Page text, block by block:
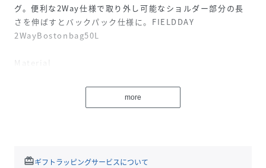
グ。便利な2Way仕様で取り外し可能なショルダー部分の長
さを伸ばすとバックパック仕様に。FIELDDAY
2WayBostonbag50L
Material
本体：約815g
more
redeemギフトラッピングサービスについて